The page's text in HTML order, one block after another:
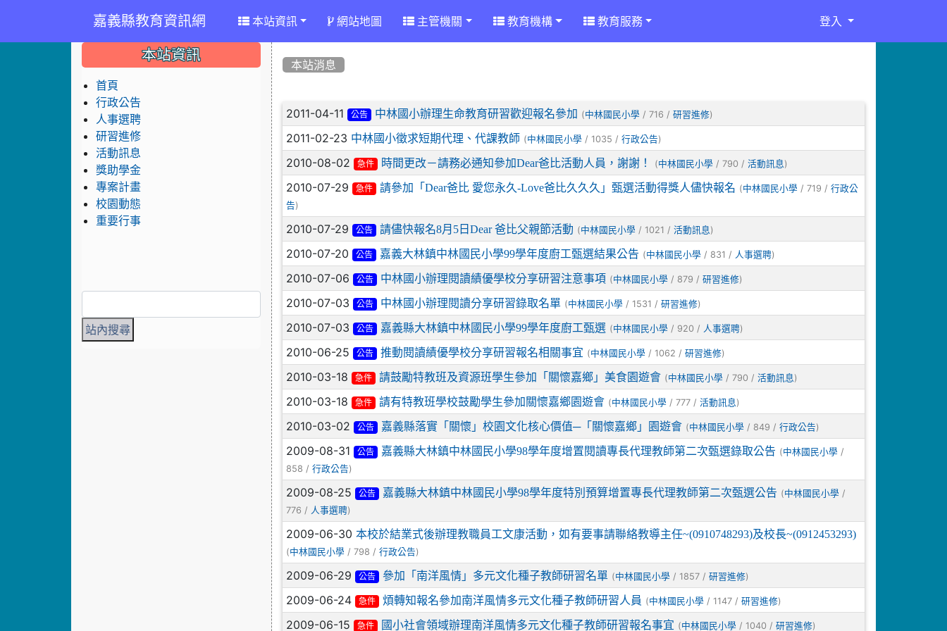
嘉義縣教育資訊網 本站資訊 網站地圖 主管機關 教育機構 教育服務 登入
本站消息
文章列表
2011-04-11 公告 中林國小辦理生命教育研習歡迎報名參加 (中林國民小學 / 716 / 研習進修)
2011-02-23 中林國小徵求短期代理、代課教師 (中林國民小學 / 1035 /行政公告)
2010-08-02 急件 時間更改－請務必通知參加Dear爸比活動人員，謝謝！ (中林國民小學 / 790 / 活動訊息 )
2010-07-29 急件 請參加「Dear爸比 愛您永久-Love爸比久久久」甄選活動得獎人儘快報名 (中林國民小學 / 719 / 行政公
告)
2010-07-29 公告 請儘快報名8月5日Dear 爸比父親節活動 (中林國民小學 / 1021 / 活動訊息 )
2010-07-20 公告 嘉義大林鎮中林國民小學99學年度廚工甄選結果公告 (中林國民小學 / 831 / 人事選聘)
2010-07-06 公告 中林國小辦理閱讀績優學校分享研習注意事項 (中林國民小學 / 879 / 研習進修)
2010-07-03 公告 中林國小辦理閱讀分享研習錄取名單 (中林國民小學 / 1531 / 研習進修)
2010-07-03 公告 嘉義縣大林鎮中林國民小學99學年度廚工甄選 (中林國民小學 / 920 / 人事選聘)
2010-06-25 公告 推動閱讀績優學校分享研習報名相關事宜 (中林國民小學 / 1062 / 研習進修)
2010-03-18 急件 請鼓勵特教班及資源班學生參加「關懷嘉鄉」美食園遊會 (中林國民小學 / 790 / 活動訊息 )
2010-03-18 急件 請有特教班學校鼓勵學生參加關懷嘉鄉園遊會 (中林國民小學 / 777 / 活動訊息 )
2010-03-02 公告 嘉義縣落實「關懷」校園文化核心價值─「關懷嘉鄉」園遊會 (中林國民小學 / 849 / 行政公告)
2009-08-31 公告 嘉義縣大林鎮中林國民小學98學年度增置閱讀專長代理教師第二次甄選錄取公告 (中林國民小學 /
858 /行政公告)
2009-08-25 公告 嘉義縣大林鎮中林國民小學98學年度特別預算增置專長代理教師第二次甄選公告 (中林國民小學 /
776 / 人事選聘)
2009-06-30本校於結業式後辦理教職員工文康活動，如有要事請聯絡教導主任~(0910748293)及校長~(0912453293)
(中林國民小學 / 798 /行政公告)
2009-06-29 公告 參加「南洋風情」多元文化種子教師研習名單 (中林國民小學 / 1857 / 研習進修)
2009-06-24 急件 煩轉知報名參加南洋風情多元文化種子教師研習人員 (中林國民小學 / 1147 / 研習進修)
2009-06-15 急件 國小社會領域辦理南洋風情多元文化種子教師研習報名事宜 (中林國民小學 / 1040 / 研習進修)
::: 本站資訊
首頁
行政公告
人事選聘
研習進修
活動訊息
獎助學金
專案計畫
校園動態
重要行事